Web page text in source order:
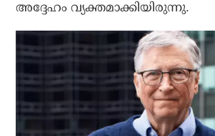
അദ്ദേഹം വ്യക്തമാക്കിയിരുന്നു.